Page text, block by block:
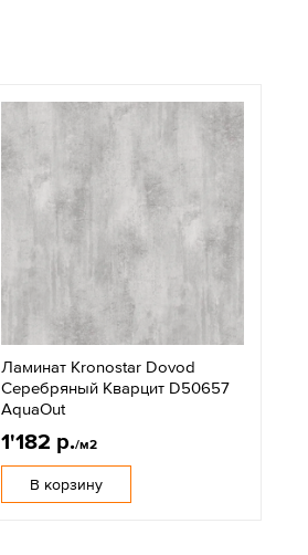
Ламинат Kronostar Dovod
Серебряный Кварцит D50657
AquaOut
1'182 р./м2
В корзину